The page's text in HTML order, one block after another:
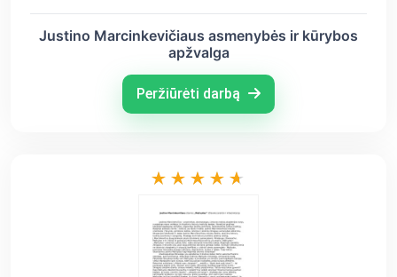
Justino Marcinkevičiaus asmenybės ir kūrybos
apžvalga
Peržiūrėti darbą